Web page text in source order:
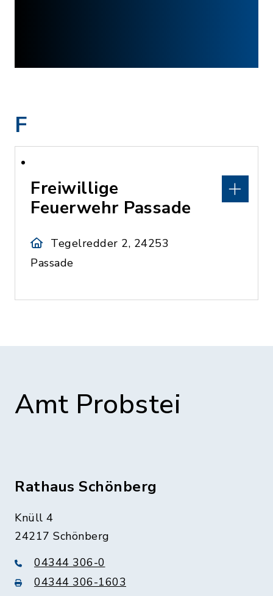
F
Freiwillige
Feuerwehr Passade
Tegelredder 2, 24253
Passade
Amt Probstei
Rathaus Schönberg
Knüll 4
24217 Schönberg
04344 306-0
04344 306-1603